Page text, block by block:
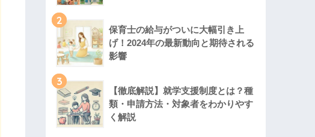
2
保育士の給与がついに大幅引き上
げ！2024年の最新動向と期待される
影響
3
【徹底解説】就学支援制度とは？種
類・申請方法・対象者をわかりやす
く解説